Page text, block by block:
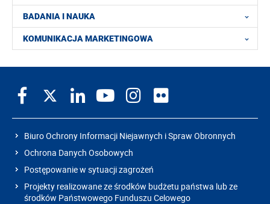
BADANIA I NAUKA
KOMUNIKACJA MARKETINGOWA
Biuro Ochrony Informacji Niejawnych i Spraw Obronnych
Ochrona Danych Osobowych
Postępowanie w sytuacji zagrożeń
Projekty realizowane ze środków budżetu państwa lub ze
środków Państwowego Funduszu Celowego